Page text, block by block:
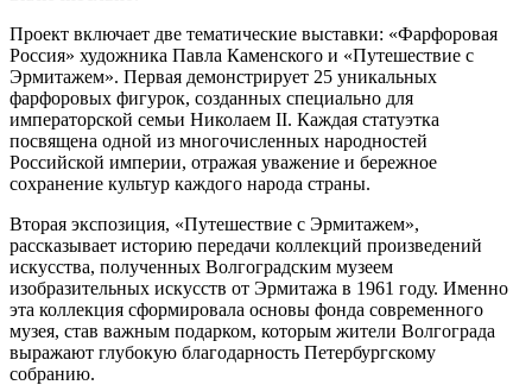
Проект включает две тематические выставки: «Фарфоровая
Россия» художника Павла Каменского и «Путешествие с
Эрмитажем». Первая демонстрирует 25 уникальных
фарфоровых фигурок, созданных специально для
императорской семьи Николаем II. Каждая статуэтка
посвящена одной из многочисленных народностей
Российской империи, отражая уважение и бережное
сохранение культур каждого народа страны.
Вторая экспозиция, «Путешествие с Эрмитажем»,
рассказывает историю передачи коллекций произведений
искусства, полученных Волгоградским музеем
изобразительных искусств от Эрмитажа в 1961 году. Именно
эта коллекция сформировала основы фонда современного
музея, став важным подарком, которым жители Волгограда
выражают глубокую благодарность Петербургскому
собранию.